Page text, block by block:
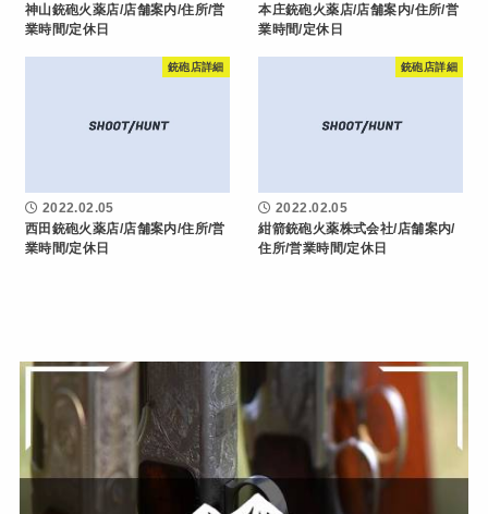
神山銃砲火薬店/店舗案内/住所/営
業時間/定休日
本庄銃砲火薬店/店舗案内/住所/営
業時間/定休日
銃砲店詳細
2022.02.05
西田銃砲火薬店/店舗案内/住所/営
業時間/定休日
銃砲店詳細
2022.02.05
紺箭銃砲火薬株式会社/店舗案内/
住所/営業時間/定休日